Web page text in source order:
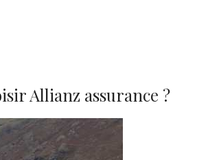
Allianz assurance ?